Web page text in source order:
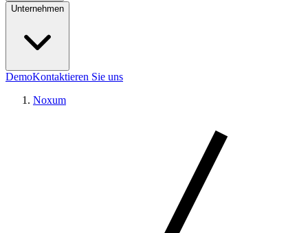
Unternehmen
DemoKontaktieren Sie uns
Noxum